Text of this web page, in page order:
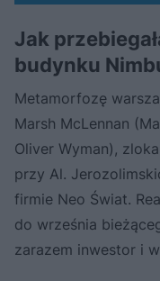
Jak
budynku
Metamorfozę
Marsh McLennan
Oliver Wyman),
przy Al.
firmie Neo Świat.
do września
zarazem inwestor i